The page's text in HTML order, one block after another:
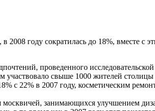
году сократилась до 18%, вместе с
проведенного
участвовало свыше 1000 жителей
с 22% в 2007 году, косметическим
занимающихся улучшением